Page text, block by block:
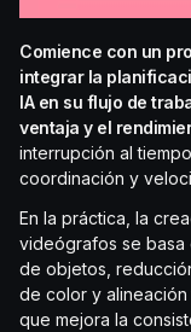
Comience con un
integrar la
IA en su flujo de
ventaja y el
interrupción al
coordinación y
En la práctica, la
videógrafos se basa
de objetos,
de color y
que mejora la